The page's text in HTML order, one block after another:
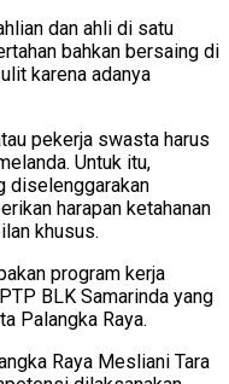
dan ahli di satu
bahkan bersaing di
karena adanya
pekerja swasta harus
Untuk itu,
diselenggarakan
harapan ketahanan
khusus.
program kerja
BLK Samarinda yang
Palangka Raya.
Raya Mesliani Tara